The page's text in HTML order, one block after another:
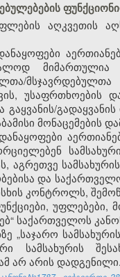
აღკვეთის
მიმართულია
უსაფრთხოების
მონაცემების
აგრეთვე
და
კონტროლს,
უფლებები,
საქართველოს
„საჯარო
სამსახურის
არ არის დადგენილი.